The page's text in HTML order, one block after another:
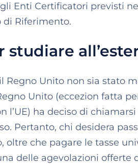
Enti Certificatori previsti
di Riferimento.
Unito non sia stato
Unito (eccezion fatta
l’UE) ha deciso di
Pertanto, chi desidera
oltre che pagare le tasse
delle agevolazioni offerte